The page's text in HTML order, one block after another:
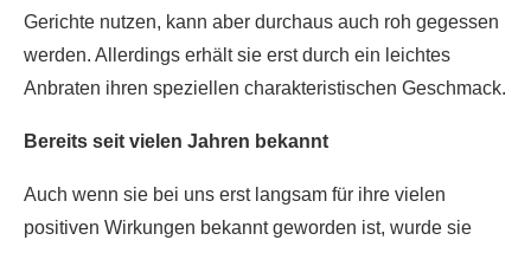
Gerichte nutzen, kann aber durchaus auch roh gegessen
werden. Allerdings erhält sie erst durch ein leichtes
Anbraten ihren speziellen charakteristischen Geschmack.
Bereits seit vielen Jahren bekannt
Auch wenn sie bei uns erst langsam für ihre vielen
positiven Wirkungen bekannt geworden ist, wurde sie